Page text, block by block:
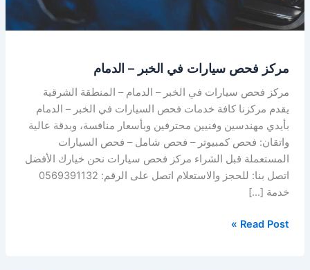
مركز فحص سيارات في الخبر – الدمام
مركز فحص سيارات في الخبر – الدمام – المنطقة الشرقية
يقدم مركزنا كافة خدمات فحص السيارات في الخبر – الدمام
بأيدي مهندسين وفنيين محترفين وبأسعار منافسة، وبدقة عالية
واتقان: فحص كمبيوتر – فحص شامل – فحص السيارات
المستعملة قبل الشراء مركز فحص سيارات نحن خيارك الأفضل
اتصل بنا: للحجز والاستعلام اتصل على الرقم: 0569391132
خدمة […]
Read Post »